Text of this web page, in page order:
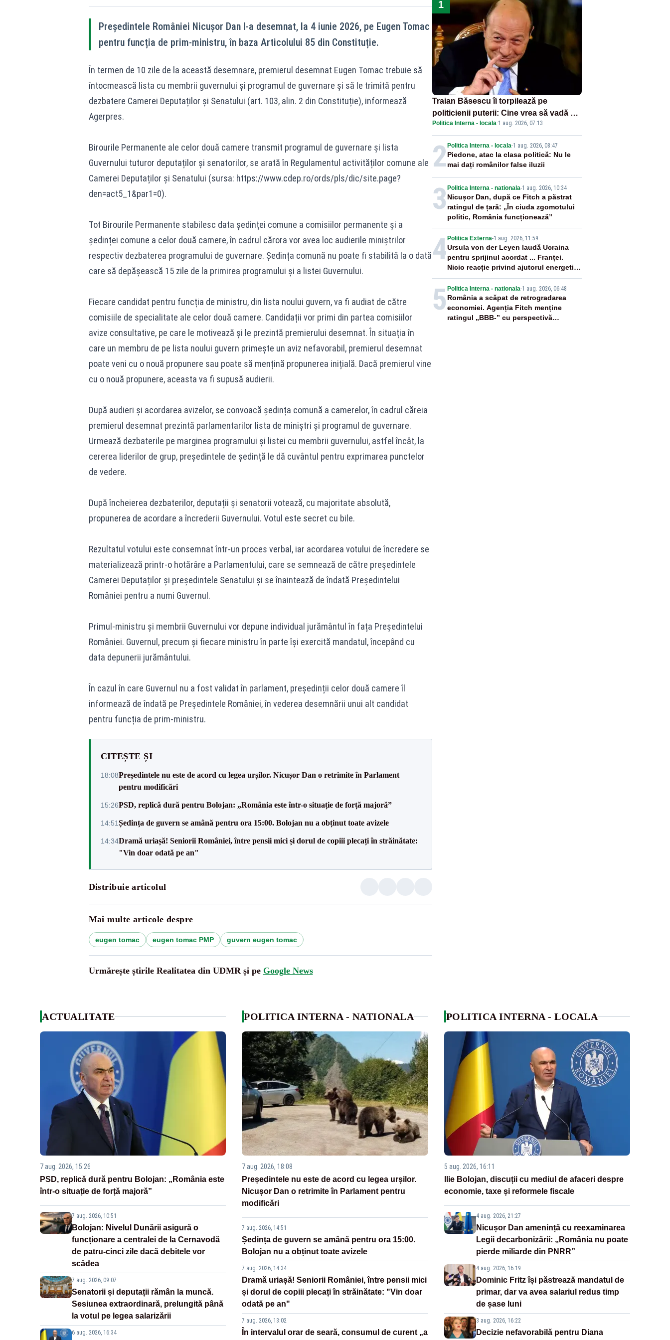
Președintele României Nicușor Dan l-a desemnat, la 4 iunie 2026, pe Eugen Tomac
pentru funcția de prim-ministru, în baza Articolului 85 din Constituție.
În termen de 10 zile de la această desemnare, premierul desemnat Eugen Tomac trebuie să
întocmească lista cu membrii guvernului și programul de guvernare și să le trimită pentru
dezbatere Camerei Deputaților și Senatului (art. 103, alin. 2 din Constituție), informează
Agerpres.
Birourile Permanente ale celor două camere transmit programul de guvernare și lista
Guvernului tuturor deputaților și senatorilor, se arată în Regulamentul activităților comune ale
Camerei Deputaților și Senatului (sursa: https://www.cdep.ro/ords/pls/dic/site.page?
den=act5_1&par1=0).
Tot Birourile Permanente stabilesc data ședinței comune a comisiilor permanente și a
ședinței comune a celor două camere, în cadrul cărora vor avea loc audierile miniștrilor
respectiv dezbaterea programului de guvernare. Ședința comună nu poate fi stabilită la o dată
care să depășească 15 zile de la primirea programului și a listei Guvernului.
Fiecare candidat pentru funcția de ministru, din lista noului guvern, va fi audiat de către
comisiile de specialitate ale celor două camere. Candidații vor primi din partea comisiilor
avize consultative, pe care le motivează și le prezintă premierului desemnat. În situația în
care un membru de pe lista noului guvern primește un aviz nefavorabil, premierul desemnat
poate veni cu o nouă propunere sau poate să mențină propunerea inițială. Dacă premierul vine
cu o nouă propunere, aceasta va fi supusă audierii.
După audieri și acordarea avizelor, se convoacă ședința comună a camerelor, în cadrul căreia
premierul desemnat prezintă parlamentarilor lista de miniștri și programul de guvernare.
Urmează dezbaterile pe marginea programului și listei cu membrii guvernului, astfel încât, la
cererea liderilor de grup, președintele de ședință le dă cuvântul pentru exprimarea punctelor
de vedere.
După încheierea dezbaterilor, deputații și senatorii votează, cu majoritate absolută,
propunerea de acordare a încrederii Guvernului. Votul este secret cu bile.
Rezultatul votului este consemnat într-un proces verbal, iar acordarea votului de încredere se
materializează printr-o hotărâre a Parlamentului, care se semnează de către președintele
Camerei Deputaților și președintele Senatului și se înaintează de îndată Președintelui
României pentru a numi Guvernul.
Primul-ministru și membrii Guvernului vor depune individual jurământul în fața Președintelui
României. Guvernul, precum și fiecare ministru în parte își exercită mandatul, începând cu
data depunerii jurământului.
În cazul în care Guvernul nu a fost validat în parlament, președinții celor două camere îl
informează de îndată pe Președintele României, în vederea desemnării unui alt candidat
pentru funcția de prim-ministru.
CITEȘTE ȘI
18:08Președintele nu este de acord cu legea urșilor. Nicușor Dan o retrimite în Parlament
pentru modificări
15:26PSD, replică dură pentru Bolojan: „România este într-o situație de forță majoră”
14:51Ședința de guvern se amână pentru ora 15:00. Bolojan nu a obținut toate avizele
14:34Dramă uriașă! Seniorii României, între pensii mici și dorul de copiii plecați în străinătate:
"Vin doar odată pe an"
Distribuie articolul
Mai multe articole despre
eugen tomac eugen tomac PMP guvern eugen tomac
Urmărește știrile Realitatea din UDMR și pe Google News
1
Traian Băsescu îi torpilează pe
politicienii puterii: Cine vrea să vadă ce
înseamnă să fii prost, se uită la
România
Politica Interna - locala·1 aug. 2026, 07:13
2Politica Interna - locala-1 aug. 2026, 08:47
Piedone, atac la clasa politică: Nu le
mai dați românilor false iluzii
3 Politica Interna - nationala-1 aug. 2026, 10:34
Nicușor Dan, după ce Fitch a păstrat
ratingul de țară: „În ciuda zgomotului
politic, România funcționează”
4Politica Externa-1 aug. 2026, 11:59
Ursula von der Leyen laudă Ucraina
pentru sprijinul acordat ... Franței.
Nicio reacție privind ajutorul energetic
promis României
5 Politica Interna - nationala-1 aug. 2026, 06:48
România a scăpat de retrogradarea
economiei. Agenția Fitch menține
ratingul „BBB-” cu perspectivă
ACTUALITATE
7 aug. 2026, 15:26
PSD, replică dură pentru Bolojan: „România este
într-o situație de forță majoră”
7 aug. 2026, 10:51
Bolojan: Nivelul Dunării asigură o
funcționare a centralei de la Cernavodă
de patru-cinci zile dacă debitele vor
scădea
7 aug. 2026, 09:07
Senatorii și deputații rămân la muncă.
Sesiunea extraordinară, prelungită până
la votul pe legea salarizării
6 aug. 2026, 16:34
POLITICA INTERNA - NATIONALA
7 aug. 2026, 18:08
Președintele nu este de acord cu legea urșilor.
Nicușor Dan o retrimite în Parlament pentru
modificări
7 aug. 2026, 14:51
Ședința de guvern se amână pentru ora 15:00.
Bolojan nu a obținut toate avizele
7 aug. 2026, 14:34
Dramă uriașă! Seniorii României, între pensii mici
și dorul de copiii plecați în străinătate: "Vin doar
odată pe an"
7 aug. 2026, 13:02
În intervalul orar de seară, consumul de curent „a
POLITICA INTERNA - LOCALA
5 aug. 2026, 16:11
Ilie Bolojan, discuții cu mediul de afaceri despre
economie, taxe și reformele fiscale
4 aug. 2026, 21:27
Nicușor Dan amenință cu reexaminarea
Legii decarbonizării: „România nu poate
pierde miliarde din PNRR”
4 aug. 2026, 16:19
Dominic Fritz își păstrează mandatul de
primar, dar va avea salariul redus timp
de șase luni
3 aug. 2026, 16:22
Decizie nefavorabilă pentru Diana